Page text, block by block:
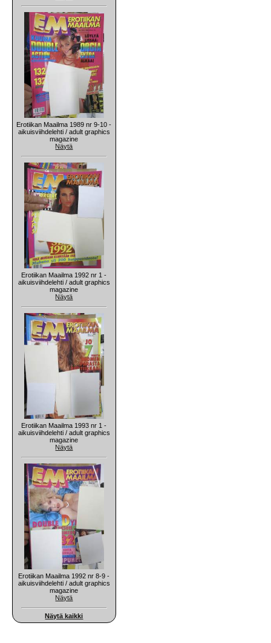
Erotiikan Maailma 1989 nr 9-10 -
aikuisviihdelehti / adult graphics
magazine
Näytä
Erotiikan Maailma 1992 nr 1 -
aikuisviihdelehti / adult graphics
magazine
Näytä
Erotiikan Maailma 1993 nr 1 -
aikuisviihdelehti / adult graphics
magazine
Näytä
Erotiikan Maailma 1992 nr 8-9 -
aikuisviihdelehti / adult graphics
magazine
Näytä
Näytä kaikki